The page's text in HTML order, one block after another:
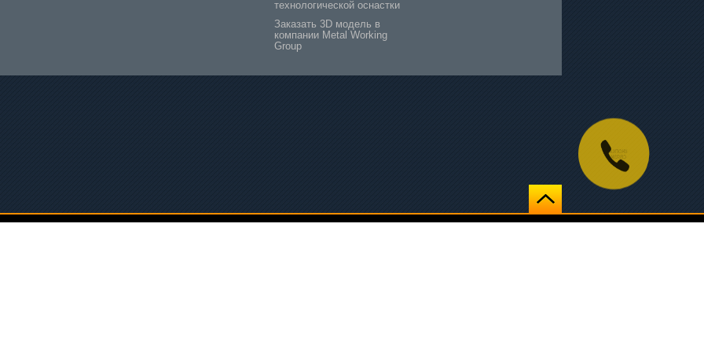
технологической оснастки
Заказать 3D модель в
компании Metal Working
Group